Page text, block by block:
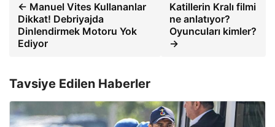
← Manuel Vites Kullananlar
Dikkat! Debriyajda
Dinlendirmek Motoru Yok
Ediyor
Katillerin Kralı filmi
ne anlatıyor?
Oyuncuları kimler?
→
Tavsiye Edilen Haberler